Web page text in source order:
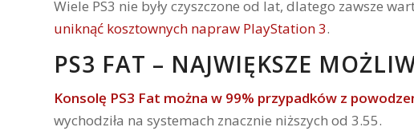
Wiele PS3 nie były czyszczone od lat, dlatego zawsze
uniknąć kosztownych napraw PlayStation 3.
PS3 FAT – NAJWIĘKSZE
Konsolę PS3 Fat można w 99% przypadków z
wychodziła na systemach znacznie niższych od 3.55.